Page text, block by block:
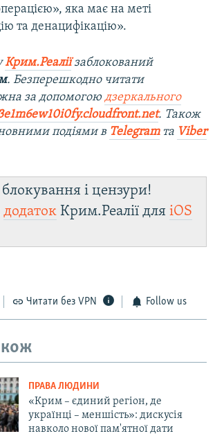
яка має на меті
та денацифікацію».
Крим.Реаліїзаблокований
. Безперешкодно читати
за допомогою дзеркального
. Також
подіями в Telegramта Viber
і цензури!
додаток Крим.Реалії для iOS
Читати без VPN Follow us
ПРАВА ЛЮДИНИ
«Крим – єдиний регіон, де
українці – меншість»: дискусія
навколо нової пам'ятної дати